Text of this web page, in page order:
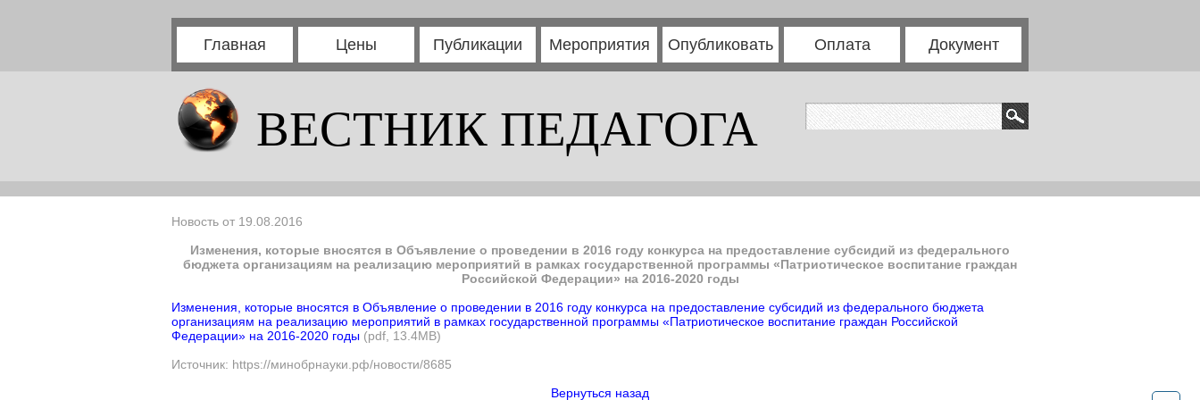
Главная Цены Публикации Мероприятия Опубликовать Оплата Документ
ВЕСТНИК ПЕДАГОГА
Новость от 19.08.2016
Изменения, которые вносятся в Объявление о проведении в 2016 году конкурса на предоставление субсидий из федерального
бюджета организациям на реализацию мероприятий в рамках государственной программы «Патриотическое воспитание граждан
Российской Федерации» на 2016-2020 годы
Изменения, которые вносятся в Объявление о проведении в 2016 году конкурса на предоставление субсидий из федерального бюджета
организациям на реализацию мероприятий в рамках государственной программы «Патриотическое воспитание граждан Российской
Федерации» на 2016-2020 годы (pdf, 13.4MB)
Источник: https://минобрнауки.рф/новости/8685
Вернуться назад